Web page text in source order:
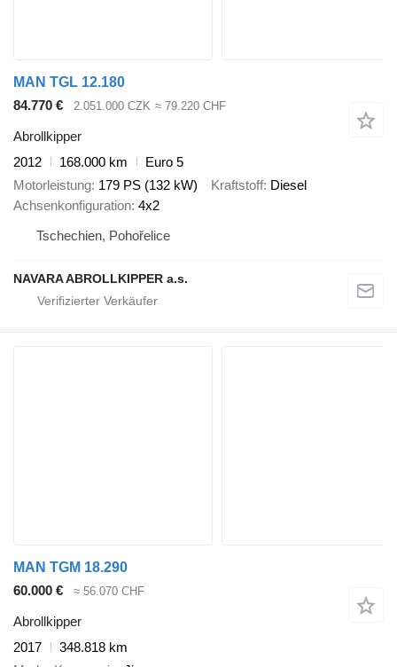
MAN TGL 12.180
84.770 €
2.051.000 CZK ≈ 79.220 CHF
Abrollkipper
2012
168.000 km
Euro 5
Motorleistung 179 PS (132 kW) Kraftstoff Diesel
Achsenkonfiguration 4x2
Tschechien, Pohořelice
NAVARA ABROLLKIPPER a.s.
MAN TGM 18.290
60.000 €
≈ 56.070 CHF
Abrollkipper
2017
348.818 km